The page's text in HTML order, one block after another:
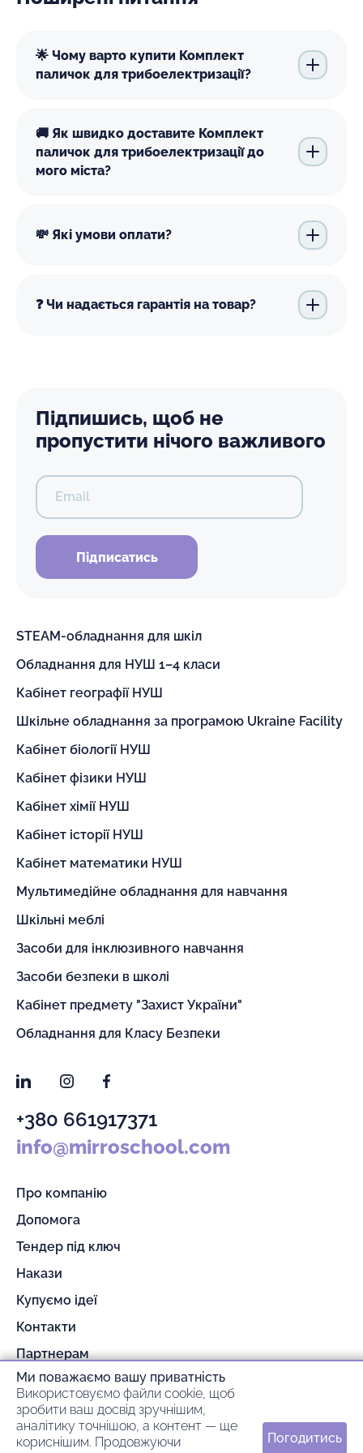
🌟 Чому варто купити Комплект
паличок для трибоелектризації?
🚚 Як швидко доставите Комплект
паличок для трибоелектризації до
мого міста?
💸 Які умови оплати?
❓ Чи надається гарантія на товар?
Підпишись, щоб не
пропустити нічого важливого
Email
Підписатись
STEAM-обладнання для шкіл
Обладнання для НУШ 1–4 класи
Кабінет географії НУШ
Шкільне обладнання за програмою Ukraine Facility
Кабінет біології НУШ
Кабінет фізики НУШ
Кабінет хімії НУШ
Кабінет історії НУШ
Кабінет математики НУШ
Мультимедійне обладнання для навчання
Шкільні меблі
Засоби для інклюзивного навчання
Засоби безпеки в школі
Кабінет предмету "Захист України"
Обладнання для Класу Безпеки
LinkedInInstagramFacebook
+380 661917371
info@mirroschool.com
Про компанію
Допомога
Тендер під ключ
Накази
Купуємо ідеї
Контакти
Партнерам
Гарантія та повернення
Оплата та доставка
Ми поважаємо вашу приватність
Використовуємо файли cookie, щоб
зробити ваш досвід зручнішим,
аналітику точнішою, а контент — ще
кориснішим. Продовжуючи
Погодитись